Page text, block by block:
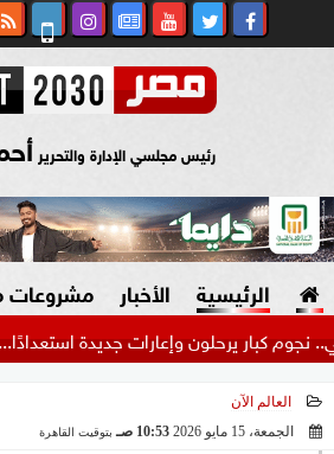
رئيس مجلسي الإدارة والتحرير
الرئيسية الأخبار
السياسة
مشروعات
صنع في
يرحلون وإعارات جديدة استعدادًا...
العالم الآن
الجمعة، 15 مايو 2026
10:53 صـ بتوقيت القاهرة